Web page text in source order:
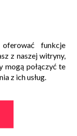
Znajdziesz
Będziecie
Marka
akordami.
do zmiany
ze
„Targ
funkcje
z naszej witryny,
mogą połączyć te
z ich usług.